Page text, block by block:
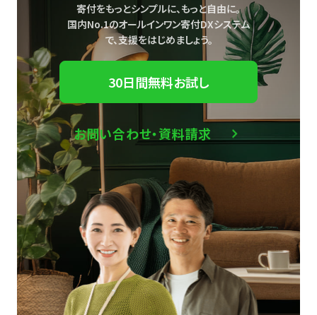
寄付をもっとシンプルに、もっと自由に。
国内No.1のオールインワン寄付DXシステム
で、支援をはじめましょう。
30日間無料お試し
お問い合わせ・資料請求